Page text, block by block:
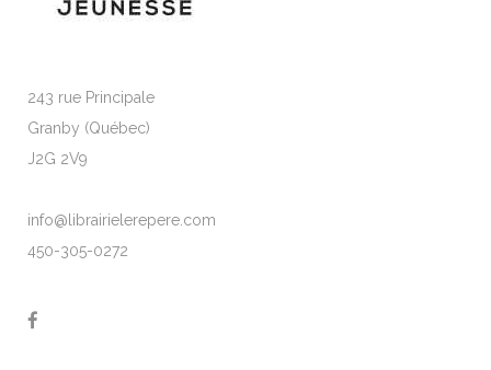
243 rue Principale
Granby (Québec)
J2G 2V9
info@librairielerepere.com
450-305-0272